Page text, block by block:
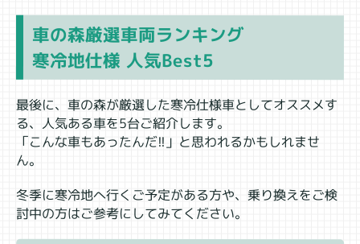
車の森厳選車両ランキング
寒冷地仕様 人気Best5
最後に、車の森が厳選した寒冷仕様車としてオススメす
る、人気ある車を5台ご紹介します。
「こんな車もあったんだ!!」と思われるかもしれませ
ん。
冬季に寒冷地へ行くご予定がある方や、乗り換えをご検
討中の方はご参考にしてみてください。